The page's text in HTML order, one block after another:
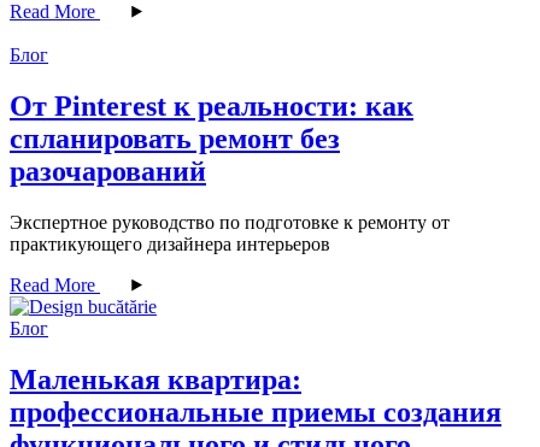
Read More
Блог
От Pinterest к реальности: как
спланировать ремонт без
разочарований
Экспертное руководство по подготовке к ремонту от
практикующего дизайнера интерьеров
Read More
Блог
Маленькая квартира:
профессиональные приемы создания